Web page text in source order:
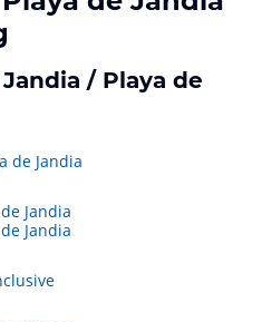
/ Playa de
de Jandia
Jandia
Jandia